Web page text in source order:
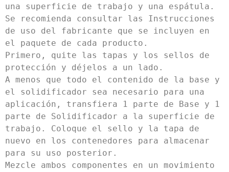
una superficie de trabajo y una espátula.
Se recomienda consultar las Instrucciones
de uso del fabricante que se incluyen en
el paquete de cada producto.
Primero, quite las tapas y los sellos de
protección y déjelos a un lado.
A menos que todo el contenido de la base y
el solidificador sea necesario para una
aplicación, transfiera 1 parte de Base y 1
parte de Solidificador a la superficie de
trabajo. Coloque el sello y la tapa de
nuevo en los contenedores para almacenar
para su uso posterior.
Mezcle ambos componentes en un movimiento